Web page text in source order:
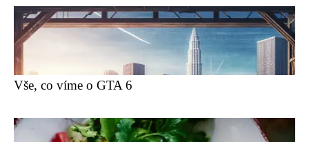
Vše, co víme o GTA 6